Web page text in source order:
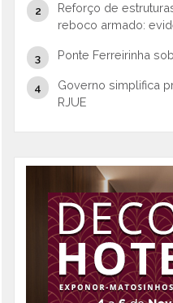
Reforço de
reboco armado:
Ponte Ferreirinha
Governo simplifica
RJUE